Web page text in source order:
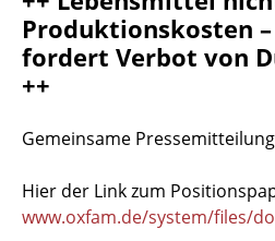
Produktionskosten
fordert Verbot von
++
Gemeinsame
Hier der Link zum
www.oxfam.de/system/files/